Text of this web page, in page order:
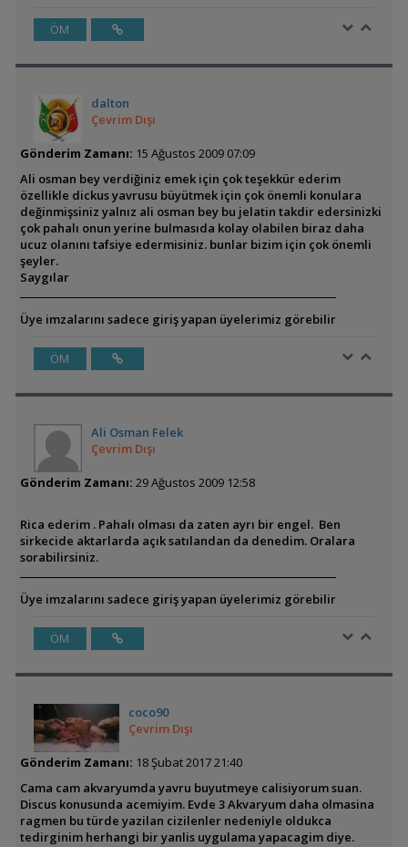
ÖM
dalton
Çevrim Dışı
Gönderim Zamanı: 15 Ağustos 2009 07:09
Ali osman bey verdiğiniz emek için çok teşekkür ederim
özellikle dickus yavrusu büyütmek için çok önemli konulara
değinmişsiniz yalnız ali osman bey bu jelatin takdir edersinizki
çok pahalı onun yerine bulmasıda kolay olabilen biraz daha
ucuz olanını tafsiye edermisiniz. bunlar bizim için çok önemli
şeyler.
Saygılar
Üye imzalarını sadece giriş yapan üyelerimiz görebilir
ÖM
Ali Osman Felek
Çevrim Dışı
Gönderim Zamanı: 29 Ağustos 2009 12:58
Rica ederim . Pahalı olması da zaten ayrı bir engel. Ben
sirkecide aktarlarda açık satılandan da denedim. Oralara
sorabilirsiniz.
Üye imzalarını sadece giriş yapan üyelerimiz görebilir
ÖM
coco90
Çevrim Dışı
Gönderim Zamanı: 18 Şubat 2017 21:40
Cama cam akvaryumda yavru buyutmeye calisiyorum suan.
Discus konusunda acemiyim. Evde 3 Akvaryum daha olmasina
ragmen bu türde yazilan cizilenler nedeniyle oldukca
tedirginim herhangi bir yanlis uygulama yapacagim diye.